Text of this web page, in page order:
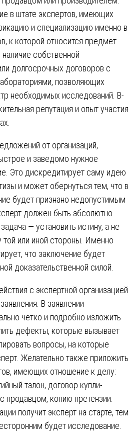
в штате экспертов, имеющих
и специализацию именно в
к которой относится предмет
собственной
долгосрочных договоров с
позволяющих
необходимых исследований. В-
репутация и опыт участия
от организаций,
и заведомо нужное
Это дискредитирует саму идею
и может обернуться тем, что в
будет признано недопустимым
должен быть абсолютно
— установить истину, а не
той или иной стороны. Именно
что заключение будет
доказательственной силой.
с экспертной организацией
В заявлении
четко и подробно изложить
дефекты, которые вызывает
вопросы, на которые
Желательно также приложить
имеющих отношение к делу:
талон, договор купли-
продавцом, копию претензии.
получит эксперт на старте, тем
будет исследование.